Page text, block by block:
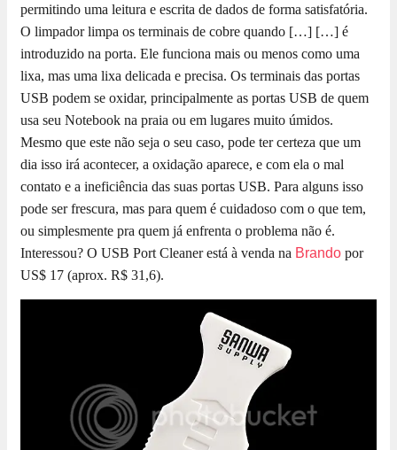
permitindo uma leitura e escrita de dados de forma satisfatória.
O limpador limpa os terminais de cobre quando […] […] é
introduzido na porta. Ele funciona mais ou menos como uma
lixa, mas uma lixa delicada e precisa. Os terminais das portas
USB podem se oxidar, principalmente as portas USB de quem
usa seu Notebook na praia ou em lugares muito úmidos.
Mesmo que este não seja o seu caso, pode ter certeza que um
dia isso irá acontecer, a oxidação aparece, e com ela o mal
contato e a ineficiência das suas portas USB. Para alguns isso
pode ser frescura, mas para quem é cuidadoso com o que tem,
ou simplesmente pra quem já enfrenta o problema não é.
Interessou? O USB Port Cleaner está à venda na Brando por
US$ 17 (aprox. R$ 31,6).